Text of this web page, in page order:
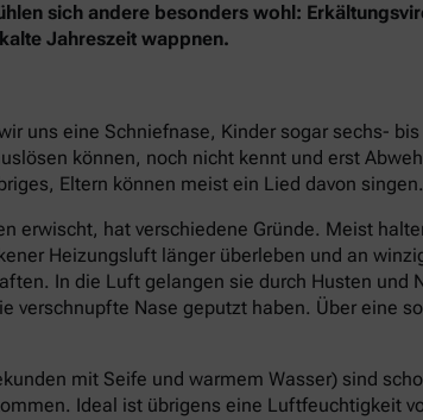
sich andere besonders wohl:
Jahreszeit wappnen.
uns eine Schniefnase, Kinder sogar sechs-
können, noch nicht kennt und erst
Eltern können meist ein Lied davon singen.
erwischt, hat verschiedene Gründe. Meist
Heizungsluft länger überleben und an
In die Luft gelangen sie durch Husten und
verschnupfte Nase geputzt haben. Über eine
mit Seife und warmem Wasser) sind
Ideal ist übrigens eine Luftfeuchtigkeit